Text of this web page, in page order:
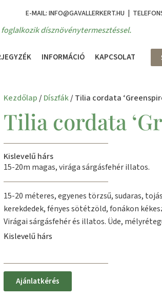
E-MAIL: INFO@GAVALLERKERT.HU |
dísznövénytermesztéssel.
INFORMÁCIÓ KAPCSOLAT
Kezdőlap /Díszfák/ Tilia cordata
Tilia cordata
Kislevelű hárs
15-20m magas, virága sárgásfehér illatos.
15-20 méteres, egyenes törzsű, sudaras,
kerekdedek, fényes sötétzöld, fonákon
Virágai sárgásfehér és illatos. Üde,
Kislevelű hárs
Ajánlatkérés